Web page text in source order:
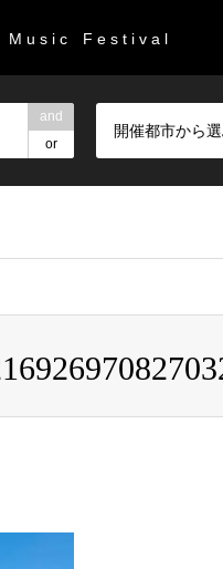
u s i c F e s t i v a l
and
or
開催都市から